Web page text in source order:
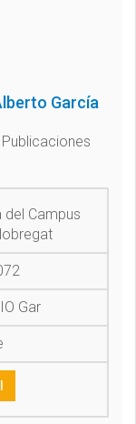
García
del Campus
Gar